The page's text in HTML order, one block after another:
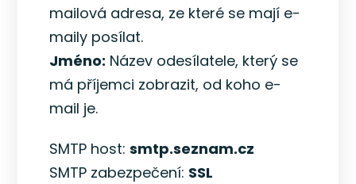
mailová adresa, ze které se mají e-
maily posílat.
Jméno: Název odesílatele, který se
má příjemci zobrazit, od koho e-
mail je.
SMTP host:smtp.seznam.cz
SMTP zabezpečení: SSL